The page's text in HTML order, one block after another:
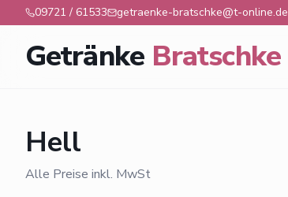
09721 / 61533 getraenke-bratschke@t-online.de
Getränke Bratschke
Hell
Alle Preise inkl. MwSt